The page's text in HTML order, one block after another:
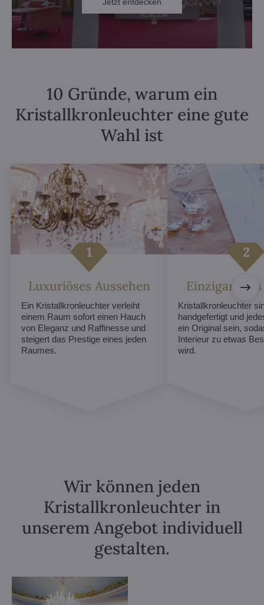
Jetzt entdecken
10 Gründe, warum ein
Kristallkronleuchter eine gute
Wahl ist
Luxuriöses Aussehen
Ein Kristallkronleuchter verleiht
einem Raum sofort einen Hauch
von Eleganz und Raffinesse und
steigert das Prestige eines jeden
Raumes.
Kristallkronleuchter
handgefertigt und
ein Original sein,
Interieur zu etwas
wird.
Wir können jeden
Kristallkronleuchter in
unserem Angebot individuell
gestalten.